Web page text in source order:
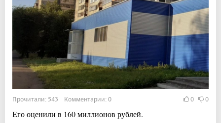
Прочитали: 543 Комментарии: 0 0 0
Его оценили в 160 миллионов рублей.